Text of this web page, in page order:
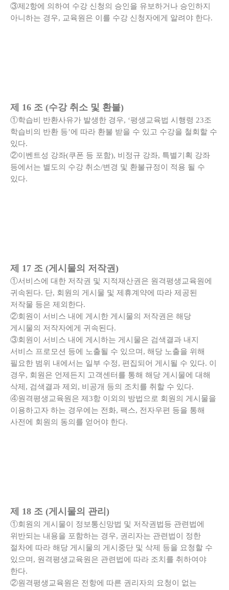
③제2항에 의하여 수강 신청의 승인을 유보하거나 승인하지
아니하는 경우, 교육원은 이를 수강 신청자에게 알려야 한다.
제 16 조 (수강 취소 및 환불)
①학습비 반환사유가 발생한 경우, ‘평생교육법 시행령 23조
학습비의 반환 등’에 따라 환불 받을 수 있고 수강을 철회할 수
있다.
②이벤트성 강좌(쿠폰 등 포함), 비정규 강좌, 특별기획 강좌
등에서는 별도의 수강 취소/변경 및 환불규정이 적용 될 수
있다.
제 17 조 (게시물의 저작권)
①서비스에 대한 저작권 및 지적재산권은 원격평생교육원에
귀속된다. 단, 회원의 게시물 및 제휴계약에 따라 제공된
저작물 등은 제외한다.
②회원이 서비스 내에 게시한 게시물의 저작권은 해당
게시물의 저작자에게 귀속된다.
③회원이 서비스 내에 게시하는 게시물은 검색결과 내지
서비스 프로모션 등에 노출될 수 있으며, 해당 노출을 위해
필요한 범위 내에서는 일부 수정, 편집되어 게시될 수 있다. 이
경우, 회원은 언제든지 고객센터를 통해 해당 게시물에 대해
삭제, 검색결과 제외, 비공개 등의 조치를 취할 수 있다.
④원격평생교육원은 제3항 이외의 방법으로 회원의 게시물을
이용하고자 하는 경우에는 전화, 팩스, 전자우편 등을 통해
사전에 회원의 동의를 얻어야 한다.
제 18 조 (게시물의 관리)
①회원의 게시물이 정보통신망법 및 저작권법등 관련법에
위반되는 내용을 포함하는 경우, 권리자는 관련법이 정한
절차에 따라 해당 게시물의 게시중단 및 삭제 등을 요청할 수
있으며, 원격평생교육원은 관련법에 따라 조치를 취하여야
한다.
②원격평생교육원은 전항에 따른 권리자의 요청이 없는